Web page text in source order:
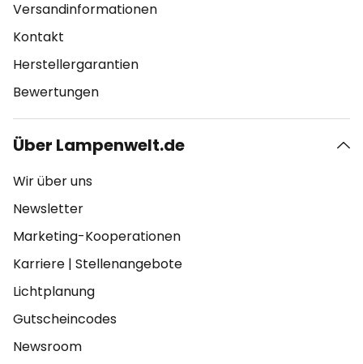
Versandinformationen
Kontakt
Herstellergarantien
Bewertungen
Über Lampenwelt.de
Wir über uns
Newsletter
Marketing-Kooperationen
Karriere | Stellenangebote
Lichtplanung
Gutscheincodes
Newsroom